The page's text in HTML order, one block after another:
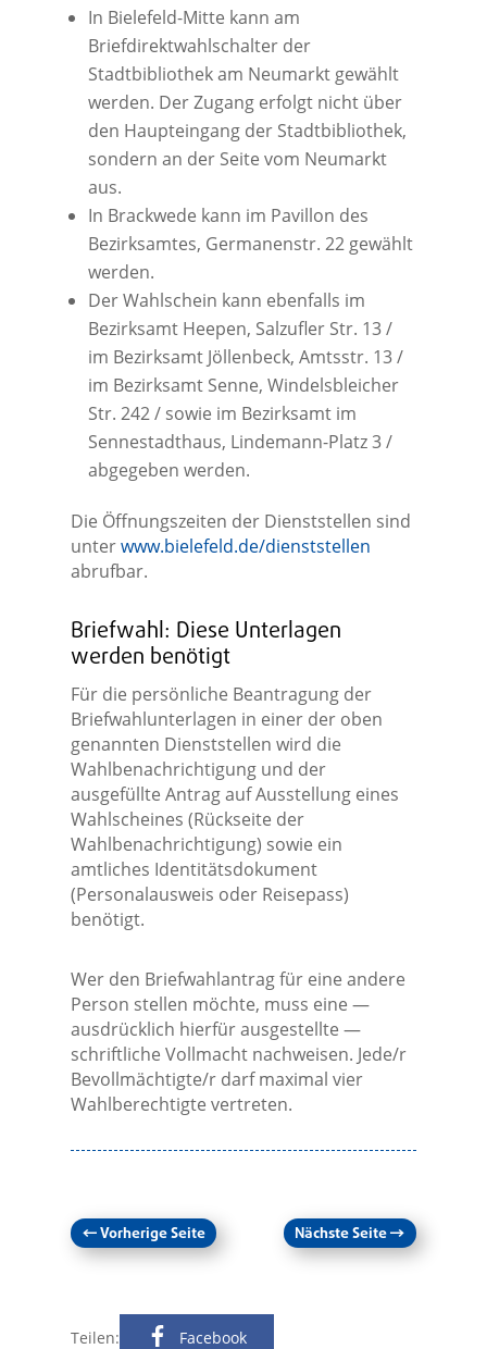
In Bielefeld-Mitte kann am
Briefdirektwahlschalter der
Stadtbibliothek am Neumarkt gewählt
werden. Der Zugang erfolgt nicht über
den Haupteingang der Stadtbibliothek,
sondern an der Seite vom Neumarkt
aus.
In Brackwede kann im Pavillon des
Bezirksamtes, Germanenstr. 22 gewählt
werden.
Der Wahlschein kann ebenfalls im
Bezirksamt Heepen, Salzufler Str. 13 /
im Bezirksamt Jöllenbeck, Amtsstr. 13 /
im Bezirksamt Senne, Windelsbleicher
Str. 242 / sowie im Bezirksamt im
Sennestadthaus, Lindemann-Platz 3 /
abgegeben werden.
Die Öffnungszeiten der Dienststellen sind
unterwww.bielefeld.de/dienststellen
abrufbar.
Briefwahl: Diese Unterlagen
werden benötigt
Für die persönliche Beantragung der
Briefwahlunterlagen in einer der oben
genannten Dienststellen wird die
Wahlbenachrichtigung und der
ausgefüllte Antrag auf Ausstellung eines
Wahlscheines (Rückseite der
Wahlbenachrichtigung) sowie ein
amtliches Identitätsdokument
(Personalausweis oder Reisepass)
benötigt.
Wer den Briefwahlantrag für eine andere
Person stellen möchte, muss eine —
ausdrücklich hierfür ausgestellte —
schriftliche Vollmacht nachweisen. Jede/r
Bevollmächtigte/r darf maximal vier
Wahlberechtigte vertreten.
←Vorherige Seite Nächste Seite→
Teilen: Facebook